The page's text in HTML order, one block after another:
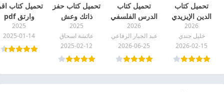
تحميل كتاب
الدين الإيزيدي
pdf
2026
خليل جندي
2026-02-15
تحميل كتاب
الدرس الفلسفي
في المدارس
الدينية pdf
2026
عبد الجبار الرفاعي
2026-06-25
تحميل كتاب حفز
ذاتك وعش
بإيجابية عائشة
اسحاق pdf
2025
عائشة اسحاق
2025-02-12
تحميل كتاب
وارتق pdf
2025
2025-01-14